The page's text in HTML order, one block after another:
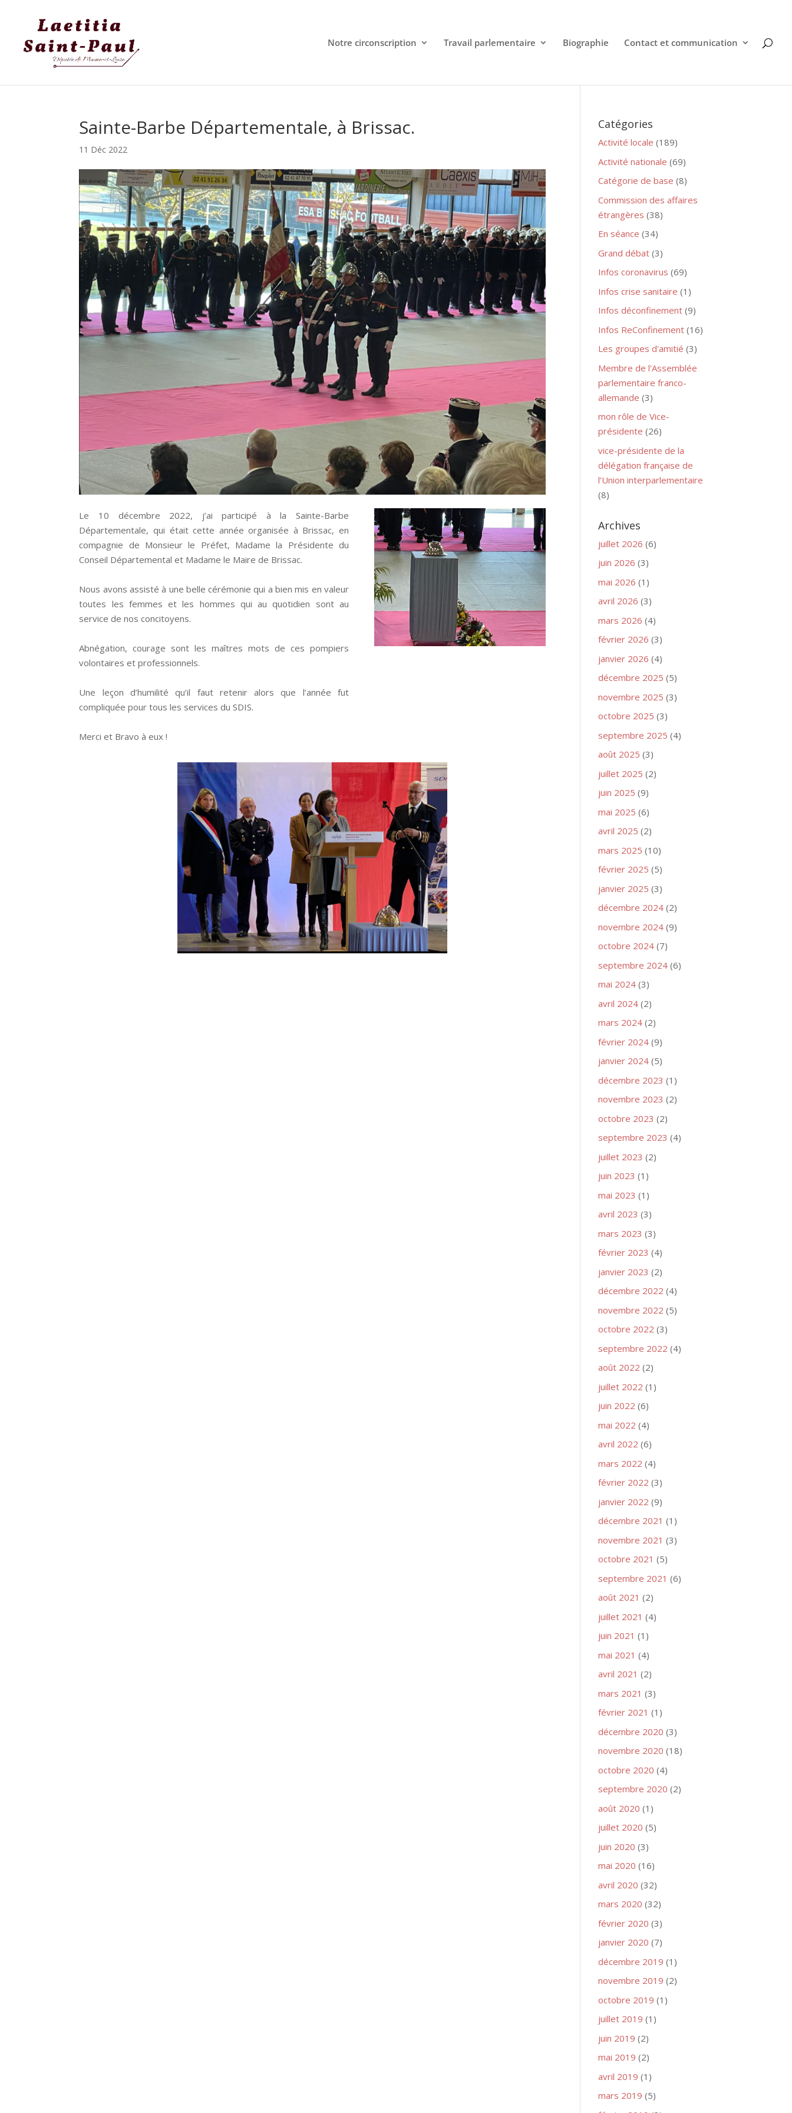
Notre circonscription Travail parlementaire Biographie Contact et communication
Sainte-Barbe Départementale, à Brissac.
11 Déc 2022
Le 10 décembre 2022, j’ai participé à la Sainte-Barbe
Départementale, qui était cette année organisée à Brissac, en
compagnie de Monsieur le Préfet, Madame la Présidente du
Conseil Départemental et Madame le Maire de Brissac.
Nous avons assisté à une belle cérémonie qui a bien mis en valeur
toutes les femmes et les hommes qui au quotidien sont au
service de nos concitoyens.
Abnégation, courage sont les maîtres mots de ces pompiers
volontaires et professionnels.
Une leçon d’humilité qu’il faut retenir alors que l’année fut
compliquée pour tous les services du SDIS.
Merci et Bravo à eux !
Catégories
Activité locale (189)
Activité nationale (69)
Catégorie de base (8)
Commission des affaires
étrangères (38)
En séance (34)
Grand débat (3)
Infos coronavirus (69)
Infos crise sanitaire (1)
Infos déconfinement (9)
Infos ReConfinement (16)
Les groupes d'amitié (3)
Membre de l'Assemblée
parlementaire franco-
allemande (3)
mon rôle de Vice-
présidente (26)
vice-présidente de la
délégation française de
l’Union interparlementaire
(8)
Archives
juillet 2026 (6)
juin 2026 (3)
mai 2026 (1)
avril 2026 (3)
mars 2026 (4)
février 2026 (3)
janvier 2026 (4)
décembre 2025 (5)
novembre 2025 (3)
octobre 2025 (3)
septembre 2025 (4)
août 2025 (3)
juillet 2025 (2)
juin 2025 (9)
mai 2025 (6)
avril 2025 (2)
mars 2025 (10)
février 2025 (5)
janvier 2025 (3)
décembre 2024 (2)
novembre 2024 (9)
octobre 2024 (7)
septembre 2024 (6)
mai 2024 (3)
avril 2024 (2)
mars 2024 (2)
février 2024 (9)
janvier 2024 (5)
décembre 2023 (1)
novembre 2023 (2)
octobre 2023 (2)
septembre 2023 (4)
juillet 2023 (2)
juin 2023 (1)
mai 2023 (1)
avril 2023 (3)
mars 2023 (3)
février 2023 (4)
janvier 2023 (2)
décembre 2022 (4)
novembre 2022 (5)
octobre 2022 (3)
septembre 2022 (4)
août 2022 (2)
juillet 2022 (1)
juin 2022 (6)
mai 2022 (4)
avril 2022 (6)
mars 2022 (4)
février 2022 (3)
janvier 2022 (9)
décembre 2021 (1)
novembre 2021 (3)
octobre 2021 (5)
septembre 2021 (6)
août 2021 (2)
juillet 2021 (4)
juin 2021 (1)
mai 2021 (4)
avril 2021 (2)
mars 2021 (3)
février 2021 (1)
décembre 2020 (3)
novembre 2020 (18)
octobre 2020 (4)
septembre 2020 (2)
août 2020 (1)
juillet 2020 (5)
juin 2020 (3)
mai 2020 (16)
avril 2020 (32)
mars 2020 (32)
février 2020 (3)
janvier 2020 (7)
décembre 2019 (1)
novembre 2019 (2)
octobre 2019 (1)
juillet 2019 (1)
juin 2019 (2)
mai 2019 (2)
avril 2019 (1)
mars 2019 (5)